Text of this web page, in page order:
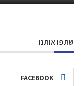
שתפו אותנו
FACEBOOK